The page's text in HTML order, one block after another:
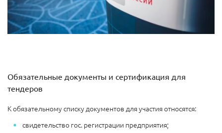
Обязательные документы и сертификация для
тендеров
К обязательному списку документов для участия относятся:
свидетельство гос. регистрации предприятия;